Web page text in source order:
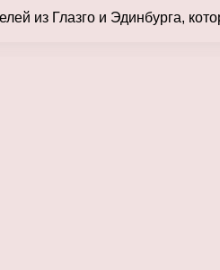
из Глазго и Эдинбурга,